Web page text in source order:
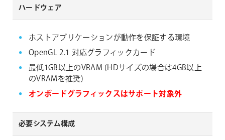
ハードウェア
ホストアプリケーションが動作を保証する環境
OpenGL 2.1 対応グラフィックカード
最低1GB以上のVRAM (HDサイズの場合は4GB以上
のVRAMを推奨)
オンボードグラフィックスはサポート対象外
必要システム構成